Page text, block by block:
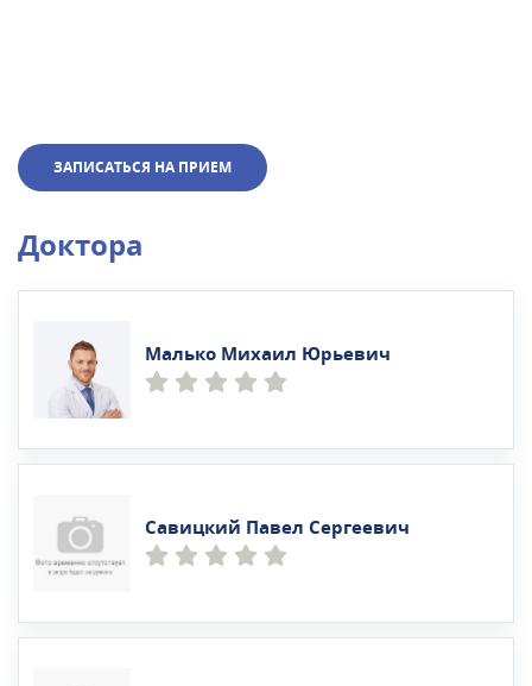
ЗАПИСАТЬСЯ НА ПРИЕМ
Доктора
Малько Михаил Юрьевич
Савицкий Павел Сергеевич